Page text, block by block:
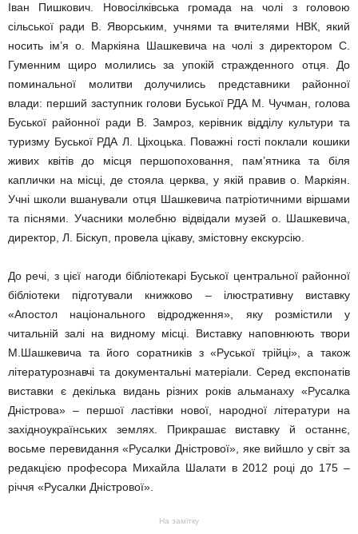
Іван Пишкович. Новосілківська громада на чолі з головою
сільської ради В. Яворським, учнями та вчителями НВК, який
носить ім’я о. Маркіяна Шашкевича на чолі з директором С.
Гуменним щиро молились за упокій стражденного отця. До
поминальної молитви долучились представники районної
влади: перший заступник голови Буської РДА М. Чучман, голова
Буської районної ради В. Замроз, керівник відділу культури та
туризму Буської РДА Л. Ціхоцька. Поважні гості поклали кошики
живих квітів до місця першопоховання, пам’ятника та біля
каплички на місці, де стояла церква, у якій правив о. Маркіян.
Учні школи вшанували отця Шашкевича патріотичними віршами
та піснями. Учасники молебню відвідали музей о. Шашкевича,
директор, Л. Біскуп, провела цікаву, змістовну екскурсію.
До речі, з цієї нагоди бібліотекарі Буської центральної районної
бібліотеки підготували книжково – ілюстративну виставку
«Апостол національного відродження», яку розмістили у
читальній залі на видному місці. Виставку наповнюють твори
М.Шашкевича та його соратників з «Руської трійці», а також
літературознавчі та документальні матеріали. Серед експонатів
виставки є декілька видань різних років альманаху «Русалка
Дністрова» – першої ластівки нової, народної літератури на
західноукраїнських землях. Прикрашає виставку й останнє,
восьме перевидання «Русалки Дністрової», яке вийшло у світ за
редакцією професора Михайла Шалати в 2012 році до 175 –
річчя «Русалки Дністрової».
На замітку